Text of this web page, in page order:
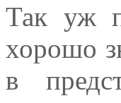
Так уж
хорошо
в